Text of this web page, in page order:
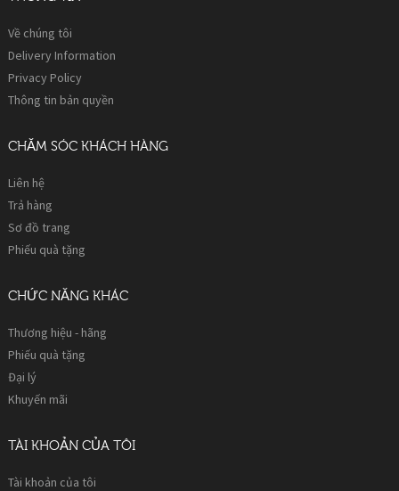
Về chúng tôi
Delivery Information
Privacy Policy
Thông tin bản quyền
CHĂM SÓC KHÁCH HÀNG
Liên hệ
Trả hàng
Sơ đồ trang
Phiếu quà tặng
CHỨC NĂNG KHÁC
Thương hiệu - hãng
Phiếu quà tặng
Đại lý
Khuyến mãi
TÀI KHOẢN CỦA TÔI
Tài khoản của tôi